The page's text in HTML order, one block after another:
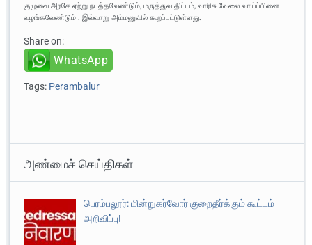
குழுவை அரசே ஏற்று நடத்தவேண்டும், மருத்துவ திட்டம், வாரிசு வேலை வாய்ப்பினை
வழங்கவேண்டும் . இவ்வாறு அம்மனுவில் கூறப்பட்டுள்ளது.
Share on:
WhatsApp
Tags: Perambalur
அண்மைச் செய்திகள்
பெரம்பலூர்: மின்நுகர்வோர் குறைதீர்க்கும் கூட்டம்
அறிவிப்பு!